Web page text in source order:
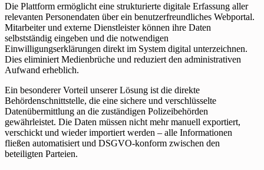
Die Plattform ermöglicht eine strukturierte digitale Erfassung aller
relevanten Personendaten über ein benutzerfreundliches Webportal.
Mitarbeiter und externe Dienstleister können ihre Daten
selbstständig eingeben und die notwendigen
Einwilligungserklärungen direkt im System digital unterzeichnen.
Dies eliminiert Medienbrüche und reduziert den administrativen
Aufwand erheblich.
Ein besonderer Vorteil unserer Lösung ist die direkte
Behördenschnittstelle, die eine sichere und verschlüsselte
Datenübermittlung an die zuständigen Polizeibehörden
gewährleistet. Die Daten müssen nicht mehr manuell exportiert,
verschickt und wieder importiert werden – alle Informationen
fließen automatisiert und DSGVO-konform zwischen den
beteiligten Parteien.